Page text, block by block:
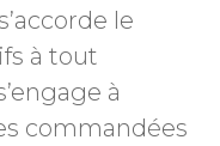
le
à tout
à
commandées